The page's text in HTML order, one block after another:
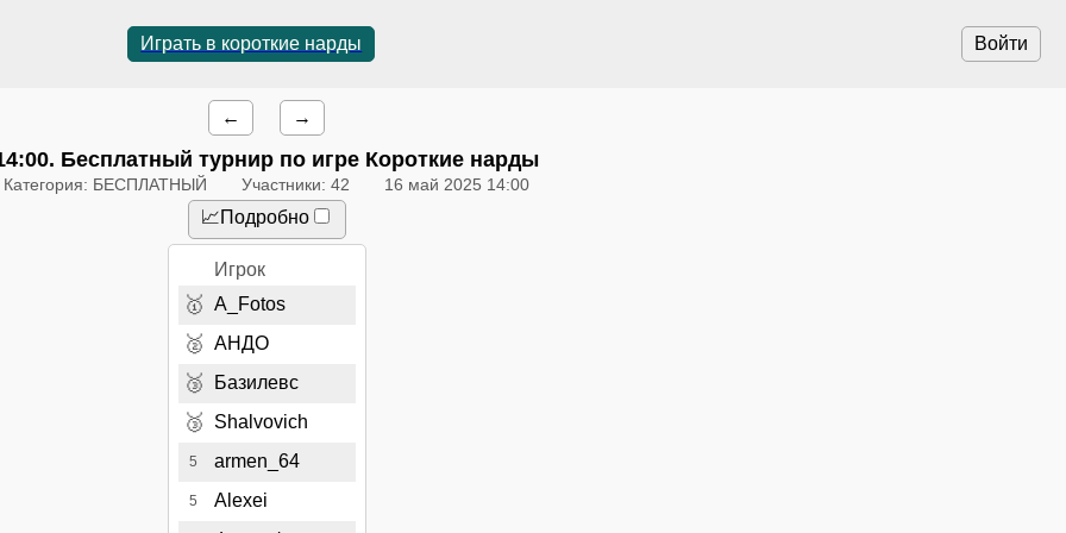
Войти
Играть в короткие нарды
← →
. Бесплатный турнир по игре Короткие нарды
Категория: БЕСПЛАТНЫЙ Участники: 42 16 май 2025 14:00
📈Подробно
Игрок
🥇 A_Fotos
🥈 АНДО
🥉 Базилевс
🥉 Shalvovich
5 armen_64
5 Alexei